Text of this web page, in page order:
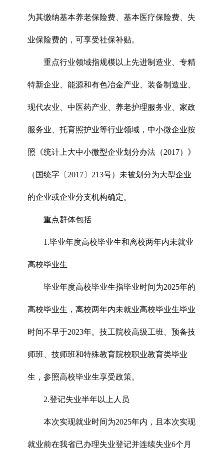
为其缴纳基本养老保险费、基本医疗保险费、失
业保险费的，可享受社保补贴。
重点行业领域指规模以上先进制造业、专精
特新企业、能源和有色冶金产业、装备制造业、
现代农业、中医药产业、养老护理服务业、家政
服务业、托育照护业等行业领域，中小微企业按
照《统计上大中小微型企业划分办法（2017）》
（国统字〔2017〕213号）未被划分为大型企业
的企业或企业分支机构确定。
重点群体包括
1.毕业年度高校毕业生和离校两年内未就业
高校毕业生
毕业年度高校毕业生指毕业时间为2025年的
高校毕业生，离校两年内未就业高校毕业生毕业
时间不早于2023年。技工院校高级工班、预备技
师班、技师班和特殊教育院校职业教育类毕业
生，参照高校毕业生享受政策。
2.登记失业半年以上人员
本次实现就业时间为2025年内，且本次实现
就业前在我省已办理失业登记并连续失业6个月